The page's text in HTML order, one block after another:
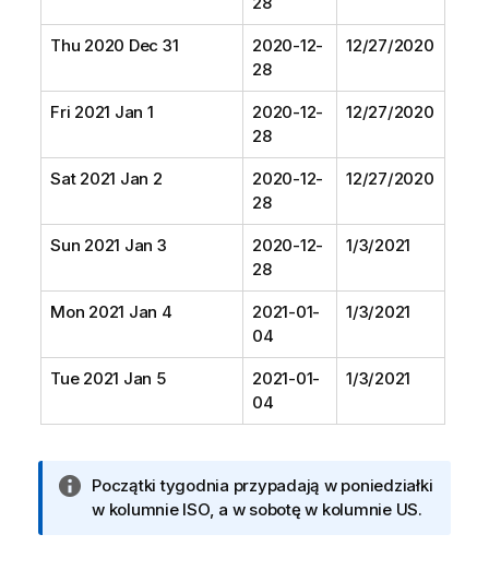
Thu 2020 Dec 31
2020-12-
28
12/27/2020
Fri 2021 Jan 1
2020-12-
28
12/27/2020
Sat 2021 Jan 2
2020-12-
28
12/27/2020
Sun 2021 Jan 3
2020-12-
28
1/3/2021
Mon 2021 Jan 4
2021-01-
04
1/3/2021
Tue 2021 Jan 5
2021-01-
04
1/3/2021
I
n
Początki tygodnia przypadają w poniedziałki
w kolumnie ISO, a w sobotę w kolumnie US.